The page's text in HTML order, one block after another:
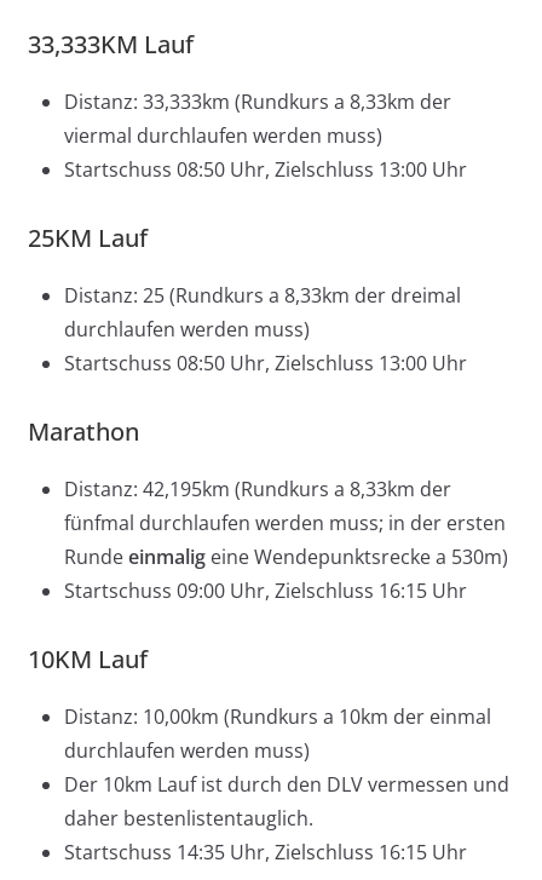
33,333KM Lauf
Distanz: 33,333km (Rundkurs a 8,33km der
viermal durchlaufen werden muss)
Startschuss 08:50 Uhr, Zielschluss 13:00 Uhr
25KM Lauf
Distanz: 25 (Rundkurs a 8,33km der dreimal
durchlaufen werden muss)
Startschuss 08:50 Uhr, Zielschluss 13:00 Uhr
Marathon
Distanz: 42,195km (Rundkurs a 8,33km der
fünfmal durchlaufen werden muss; in der ersten
Rundeeinmaligeine Wendepunktsrecke a 530m)
Startschuss 09:00 Uhr, Zielschluss 16:15 Uhr
10KM Lauf
Distanz: 10,00km (Rundkurs a 10km der einmal
durchlaufen werden muss)
Der 10km Lauf ist durch den DLV vermessen und
daher bestenlistentauglich.
Startschuss 14:35 Uhr, Zielschluss 16:15 Uhr